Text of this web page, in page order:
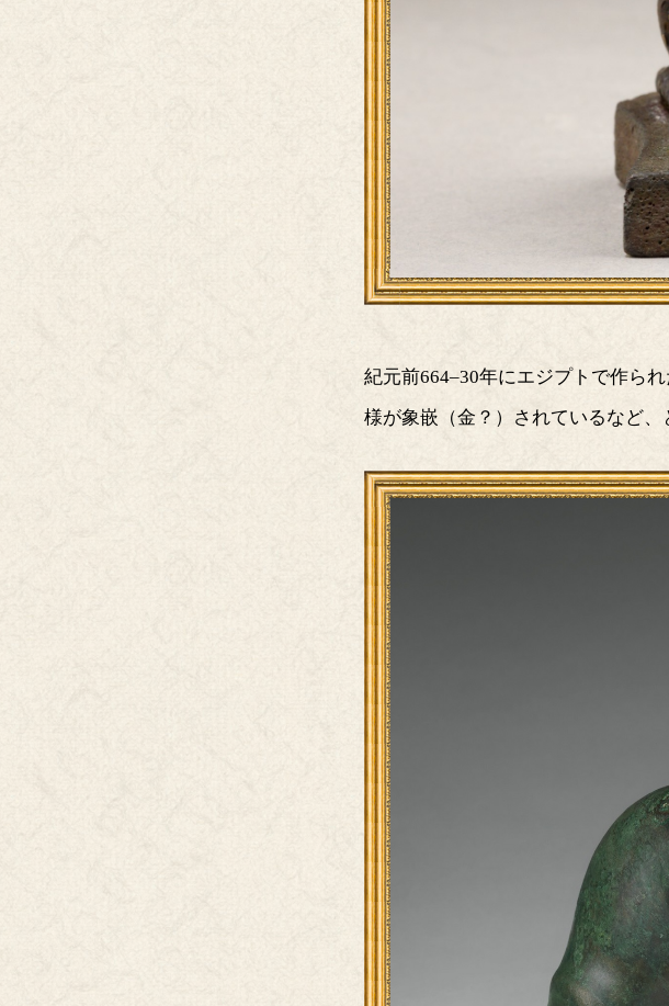
紀元前664–30年にエジプトで作ら
様が象嵌（金？）されているなど、